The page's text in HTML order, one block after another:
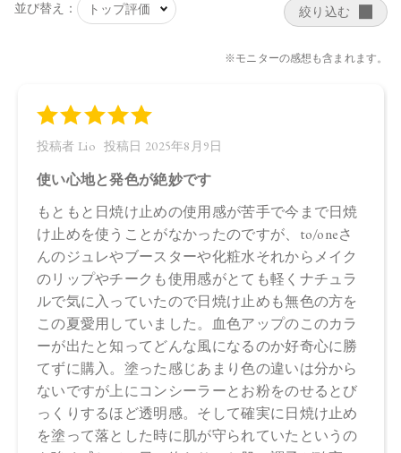
ルミチン酸アスコルビルリン酸3Na、ミリスチル3－グリセリ
イビスカス花エキス、カーネーション花エキス、ビルベリー
ス、ロドデンドロンフェルギネウムエキス、エーデルワイス
カルス培養エキス、セージ葉エキス、ローズマリー葉エキ
ス、ラベンダー油、ニオイテンジクアオイ油、ローマカミツ
ラハイブリダ油、アオモジ果実油、ベルガモット果皮油、オ
レンジ油、ホホバエステル、水添レシチン、キサンタンガ
ム、ペンチレングリコール、水酸化Al、ベヘニルアルコー
ル、オクテニルコハク酸デンプンAl、ジカプリン酸ネオペン
チルグリコール、バチルアルコール、ステアロキシPGヒドロ
キシエチルセルローススルホン酸Na、アルギン酸Na、カプリ
ロイルグリシン、クエン酸、トコフェロール、フェノキシエ
タノール、酸化鉄、ステアリン酸
【原産国】
日本
【メーカー品番】